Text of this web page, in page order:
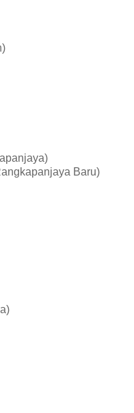
Baru)